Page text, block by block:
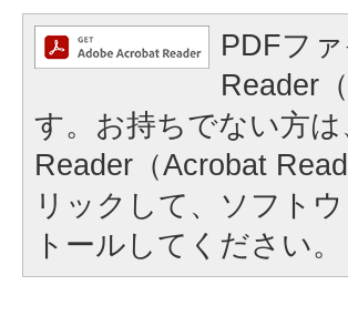
PDFフ
Reader
す。お持ちでない方
Reader（Acrobat
リックして、ソフト
トールしてください。